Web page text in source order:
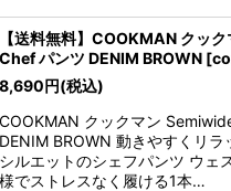
【送料無料】COOKMAN クッ
Chef パンツ DENIM BROWN [
8,690円(税込)
COOKMAN クックマン
DENIM BROWN 動きやすくリラ
シルエットのシェフパンツ ウェ
様でストレスなく履ける1本…